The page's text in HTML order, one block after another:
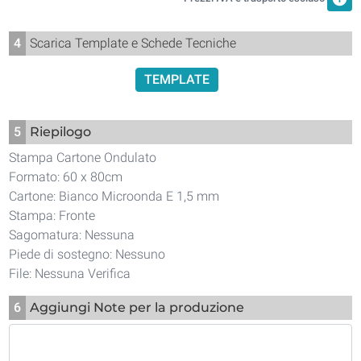
4 Scarica Template e Schede Tecniche
TEMPLATE
5
Riepilogo
Stampa Cartone Ondulato
Formato: 60 x 80cm
Cartone: Bianco Microonda E 1,5 mm
Stampa: Fronte
Sagomatura: Nessuna
Piede di sostegno: Nessuno
File: Nessuna Verifica
6 Aggiungi Note per la produzione